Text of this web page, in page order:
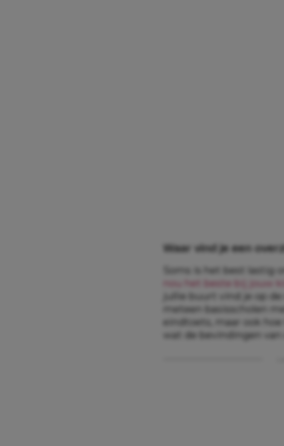
Waar vind je een
Soms is het best lastig
nou het beste bij jouw
jullie buurt vind je op de
meteen basisscholen
eindtoets, maar ook
wat de bevindingen van